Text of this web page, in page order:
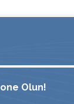
Olun!